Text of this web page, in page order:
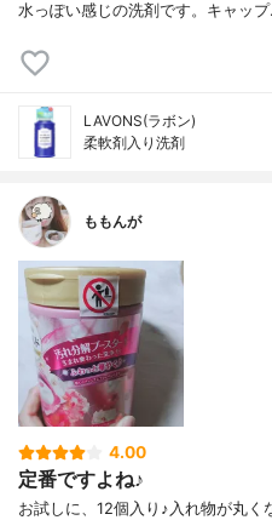
水っぽい感じの洗剤です。キャッ
LAVONS(ラボン)
柔軟剤入り洗剤
ももんが
4.00
定番ですよね♪
お試しに、12個入り♪入れ物が丸